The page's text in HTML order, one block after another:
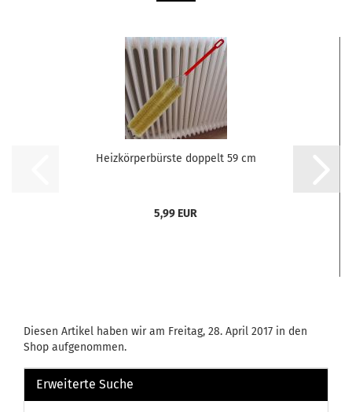
Heizkörperbürste doppelt 59 cm
5,99 EUR
Diesen Artikel haben wir am Freitag, 28. April 2017 in den
Shop aufgenommen.
Erweiterte Suche